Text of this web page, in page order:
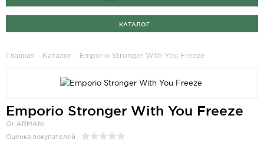
КАТАЛОГ
Главная - Каталог - Emporio Stronger With You Freeze
Emporio Stronger With You Freeze
От ARMANI
Оценка покупателей